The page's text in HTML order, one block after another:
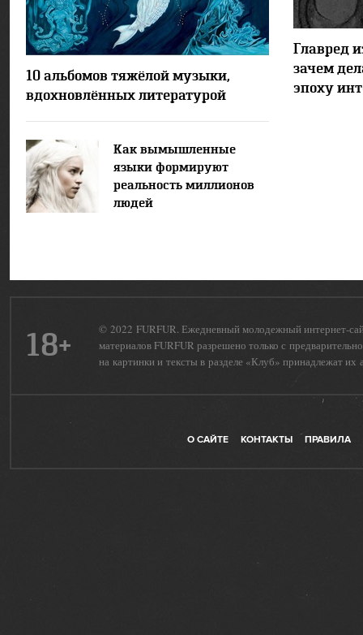
10 альбомов тяжёлой музыки,
вдохновлённых литературой
Как вымышленные
языки формируют
реальность миллионов
людей
Главред
зачем
эпоху
18+
© 2022 FURFUR. Ежедневный молодежный интернет-
материалов FURFUR разрешено только с
на картинки и тексты в разделе «Клуб» принадлежат их
О САЙТЕ КОНТАКТЫ ПРАВИЛА